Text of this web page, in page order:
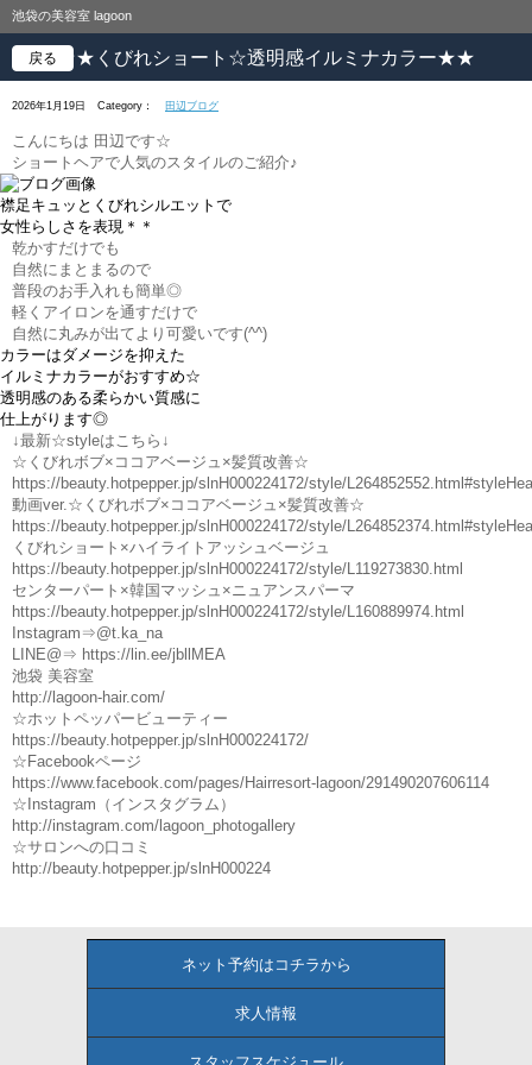
池袋の美容室 lagoon
★★くびれショート☆透明感イルミナカラー★★
戻る
2026年1月19日 Category： 田辺ブログ
こんにちは 田辺です☆
ショートヘアで人気のスタイルのご紹介♪
襟足キュッとくびれシルエットで
女性らしさを表現＊＊
乾かすだけでも
自然にまとまるので
普段のお手入れも簡単◎
軽くアイロンを通すだけで
自然に丸みが出てより可愛いです(^^)
カラーはダメージを抑えた
イルミナカラーがおすすめ☆
透明感のある柔らかい質感に
仕上がります◎
↓最新☆styleはこちら↓
☆くびれボブ×ココアベージュ×髪質改善☆
https://beauty.hotpepper.jp/slnH000224172/style/
動画ver.☆くびれボブ×ココアベージュ×髪質改善☆
https://beauty.hotpepper.jp/slnH000224172/style/
くびれショート×ハイライトアッシュベージュ
https://beauty.hotpepper.jp/slnH000224172/style/L119273830.html
センターパート×韓国マッシュ×ニュアンスパーマ
https://beauty.hotpepper.jp/slnH000224172/style/L160889974.html
Instagram⇒@t.ka_na
LINE@⇒ https://lin.ee/jbllMEA
池袋 美容室
http://lagoon-hair.com/
☆ホットペッパービューティー
https://beauty.hotpepper.jp/slnH000224172/
☆Facebookページ
https://www.facebook.com/pages/Hairresort-lagoon/291490207606114
☆Instagram（インスタグラム）
http://instagram.com/lagoon_photogallery
☆サロンへの口コミ
http://beauty.hotpepper.jp/slnH000224
ネット予約はコチラから
求人情報